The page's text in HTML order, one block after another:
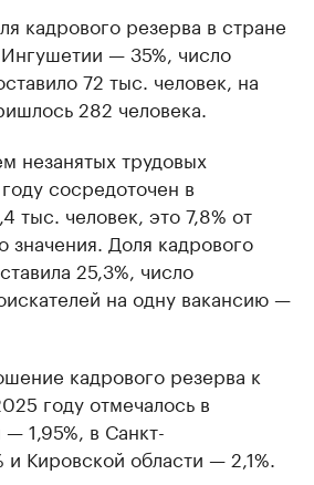
кадрового резерва в стране
— 35%, число
72 тыс. человек, на
282 человека.
незанятых трудовых
сосредоточен в
тыс. человек, это 7,8% от
значения. Доля кадрового
25,3%, число
на одну вакансию —
кадрового резерва к
году отмечалось в
— 1,95%, в Санкт-
Кировской области — 2,1%.